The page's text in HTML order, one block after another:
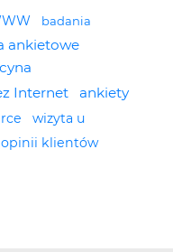
badania
ankietowe
Internet
ankiety
wizyta u
klientów